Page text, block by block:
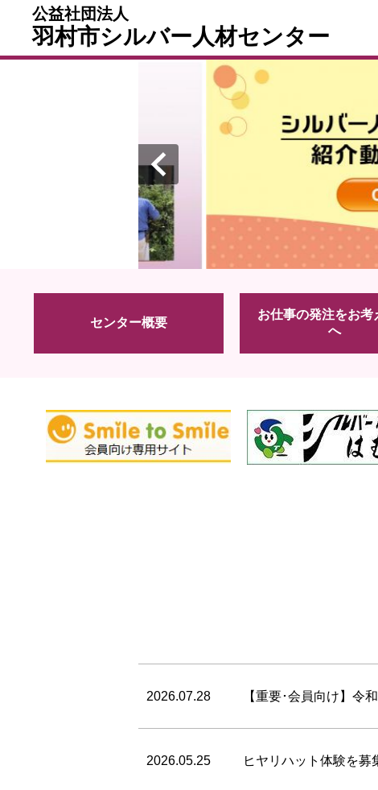
公益社団法人
羽村市シルバー人材センター
センター概要
お仕事の発注をお考
へ
2026.07.28 【重要･会員向け】令
2026.05.25 ヒヤリハット体験を募